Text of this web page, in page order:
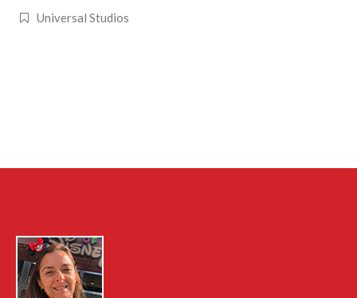
Universal Studios